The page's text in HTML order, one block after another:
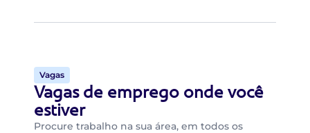
Vagas
Vagas de emprego onde você
estiver
Procure trabalho na sua área, em todos os